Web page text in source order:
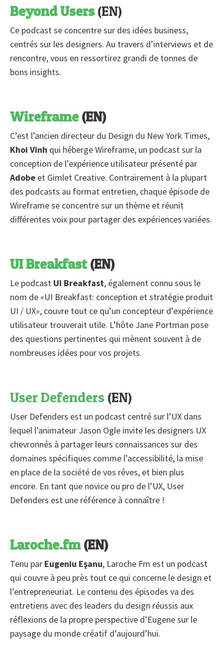
Beyond Users (EN)
Ce podcast se concentre sur des idées business,
centrés sur les designers. Au travers d’interviews et de
rencontre, vous en ressortirez grandi de tonnes de
bons insights.
Wireframe(EN)
C’est l’ancien directeur du Design du New York Times,
Khoi Vinh qui héberge Wireframe, un podcast sur la
conception de l’expérience utilisateur présenté par
Adobe et Gimlet Creative. Contrairement à la plupart
des podcasts au format entretien, chaque épisode de
Wireframe se concentre sur un thème et réunit
différentes voix pour partager des expériences variées.
UI Breakfast(EN)
Le podcast UI Breakfast, également connu sous le
nom de «UI Breakfast: conception et stratégie produit
UI / UX», couvre tout ce qu’un concepteur d’expérience
utilisateur trouverait utile. L’hôte Jane Portman pose
des questions pertinentes qui mènent souvent à de
nombreuses idées pour vos projets.
User Defenders (EN)
User Defenders est un podcast centré sur l’UX dans
lequel l’animateur Jason Ogle invite les designers UX
chevronnés à partager leurs connaissances sur des
domaines spécifiques comme l’accessibilité, la mise
en place de la société de vos rêves, et bien plus
encore. En tant que novice ou pro de l’UX, User
Defenders est une référence à connaître !
Laroche.fm(EN)
Tenu par Eugeniu Eşanu, Laroche Fm est un podcast
qui couvre à peu près tout ce qui concerne le design et
l’entrepreneuriat. Le contenu des épisodes va des
entretiens avec des leaders du design réussis aux
réflexions de la propre perspective d’Eugene sur le
paysage du monde créatif d’aujourd’hui.